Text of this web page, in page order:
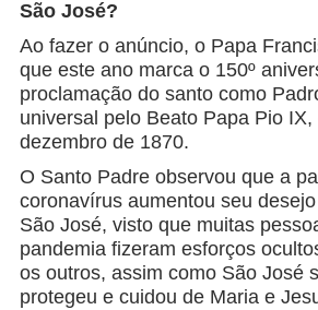
São José?
Ao fazer o anúncio, o Papa
que este ano marca o 150º
proclamação do santo como
universal pelo Beato Papa Pio IX,
dezembro de 1870.
O Santo Padre observou que a
coronavírus aumentou seu
São José, visto que muitas
pandemia fizeram esforços
os outros, assim como São José
protegeu e cuidou de Maria e